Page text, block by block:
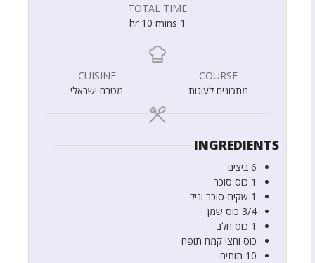
TOTAL TIME
1
hr 10 mins
COURSE
מתכונים לעוגות
CUISINE
מטבח ישראלי
INGREDIENTS
6 ביצים
1 כוס סוכר
1 שקית סוכר וניל
3/4 כוס שמן
1 כוס חלב
כוס וחצי קמח תופח
10 תותים